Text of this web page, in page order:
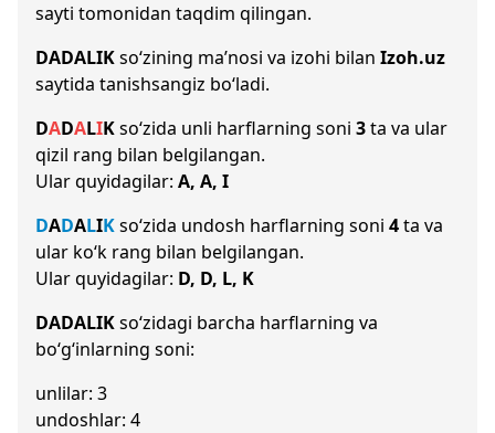
sayti tomonidan taqdim qilingan.
DADALIKso‘zining ma’nosi va izohi bilan Izoh.uz
saytida tanishsangiz bo‘ladi.
DADALIKso‘zida unli harflarning soni 3ta va ular
qizil rang bilan belgilangan.
Ular quyidagilar: A, A, I
DADALIKso‘zida undosh harflarning soni 4ta va
ular ko‘k rang bilan belgilangan.
Ular quyidagilar: D, D, L, K
DADALIKso‘zidagi barcha harflarning va
bo‘g‘inlarning soni:
unlilar: 3
undoshlar: 4